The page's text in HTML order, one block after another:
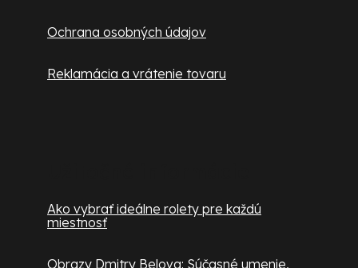
Ochrana osobných údajov
Reklamácia a vrátenie tovaru
Ako vybrať ideálne rolety pre každú
miestnosť
Obrazy Dmitry Belova: Súčasné umenie,